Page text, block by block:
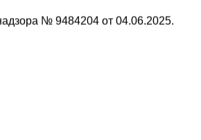
№ 9484204 от 04.06.2025.